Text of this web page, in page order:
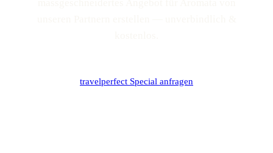
travelperfect Special anfragen